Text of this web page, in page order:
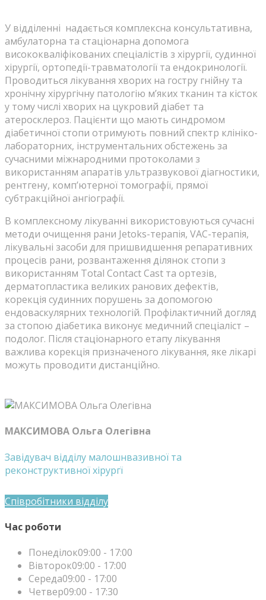
У відділенні надається комплексна консультативна,
амбулаторна та стаціонарна допомога
висококваліфікованих спеціалістів з хірургії, судинної
хірургії, ортопедії-травматології та ендокринології.
Проводиться лікування хворих на гостру гнійну та
хронічну хірургічну патологію м’яких тканин та кісток
у тому числі хворих на цукровий діабет та
атеросклероз. Пацієнти що мають синдромом
діабетичної стопи отримують повний спектр клініко-
лабораторних, інструментальних обстежень за
сучасними міжнародними протоколами з
використанням апаратів ультразвукової діагностики,
рентгену, комп’ютерної томографії, прямої
субтракційної ангіографії.
В комплексному лікуванні використовуються сучасні
методи очищення рани Jetoks-терапія, VAC-терапія,
лікувальні засоби для пришвидшення репаративних
процесів рани, розвантаження ділянок стопи з
використанням Total Contact Cast та ортезів,
дерматопластика великих ранових дефектів,
корекція судинних порушень за допомогою
ендоваскулярних технологій. Профілактичний догляд
за стопою діабетика виконує медичний спеціаліст –
подолог. Після стаціонарного етапу лікування
важлива корекція призначеного лікування, яке лікарі
можуть проводити дистанційно.
МАКСИМОВА Ольга Олегівна
Завідувач відділу малошнвазивної та
реконструктивної хірургї
Співробітники відділу
Час роботи
Понеділок09:00 - 17:00
Вівторок09:00 - 17:00
Середа09:00 - 17:00
Четвер09:00 - 17:30